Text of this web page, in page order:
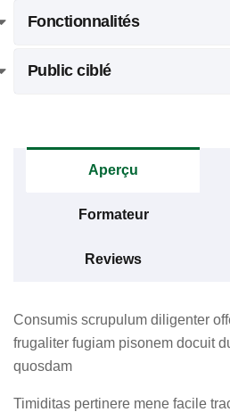
Fonctionnalités
Public ciblé
Aperçu
Formateur
Reviews
Consumis scrupulum diligenter
frugaliter fugiam pisonem docuit
quosdam
Timiditas pertinere mene facile